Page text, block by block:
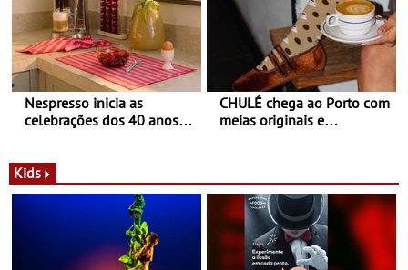
Nespresso inicia as
celebrações dos 40 anos
Novas - Edição limitada
Nespresso x Torres Novas
CHULÉ chega ao Porto com
meias originais e
Shopping
Kids